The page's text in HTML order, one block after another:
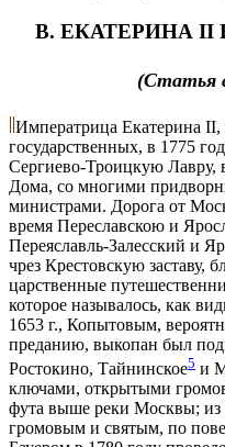
В. ЕКАТЕРИНА II
(Статья
Императрица Екатерина II,
государственных, в 1775
Сергиево-Троицкую Лавру,
Дома, со многими
министрами. Дорога от
время Переславскою и
Переяславль-Залесский и
чрез Крестовскую заставу,
царственные
которое называлось, как
1653 г., Копытовым,
преданию, выкопан был
Ростокино, Тайнинское5 и
ключами, открытыми
фута выше реки Москвы; из
громовым и святым, по